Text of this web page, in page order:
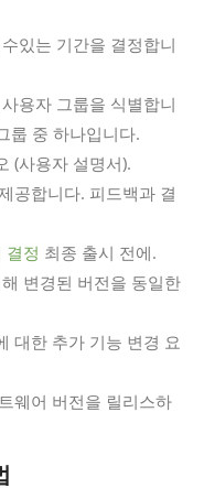
있는 기간을 결정합니
용자 그룹을 식별합니
룹 중 하나입니다.
(사용자 설명서).
공합니다. 피드백과 결
결정 최종 출시 전에.
변경된 버전을 동일한
대한 추가 기능 변경 요
웨어 버전을 릴리스하